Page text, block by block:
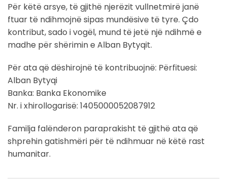
Për këtë arsye, të gjithë njerëzit vullnetmirë janë
ftuar të ndihmojnë sipas mundësive të tyre. Çdo
kontribut, sado i vogël, mund të jetë një ndihmë e
madhe për shërimin e Alban Bytyqit.
Për ata që dëshirojnë të kontribuojnë: Përfituesi:
Alban Bytyqi
Banka: Banka Ekonomike
Nr. i xhirollogarisë: 1405000052087912
Familja falënderon paraprakisht të gjithë ata që
shprehin gatishmëri për të ndihmuar në këtë rast
humanitar.